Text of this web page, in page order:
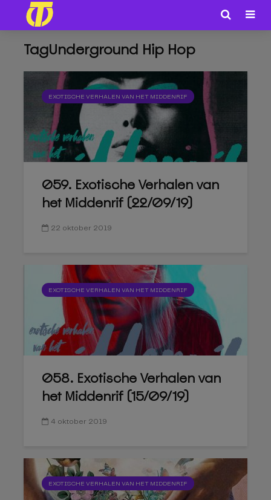
TagUnderground Hip Hop
EXOTISCHE VERHALEN VAN HET MIDDENRIF
059. Exotische Verhalen van
het Middenrif (22/09/19)
22 oktober 2019
EXOTISCHE VERHALEN VAN HET MIDDENRIF
058. Exotische Verhalen van
het Middenrif (15/09/19)
4 oktober 2019
EXOTISCHE VERHALEN VAN HET MIDDENRIF